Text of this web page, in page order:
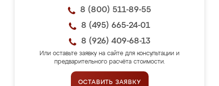
8 (800) 511-89-55
8 (495) 665-24-01
8 (926) 409-68-13
Или оставьте заявку на сайте для консультации и
предварительного расчёта стоимости.
ОСТАВИТЬ ЗАЯВКУ